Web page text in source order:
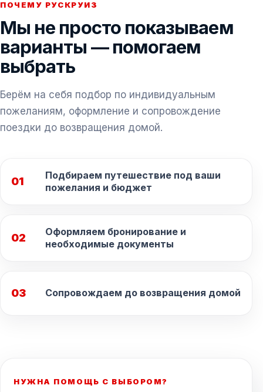
ПОЧЕМУ РУСКРУИЗ
Мы не просто показываем
варианты — помогаем
выбрать
Берём на себя подбор по индивидуальным
пожеланиям, оформление и сопровождение
поездки до возвращения домой.
01
Подбираем путешествие под ваши
пожелания и бюджет
02
Оформляем бронирование и
необходимые документы
03 Сопровождаем до возвращения домой
НУЖНА ПОМОЩЬ С ВЫБОРОМ?